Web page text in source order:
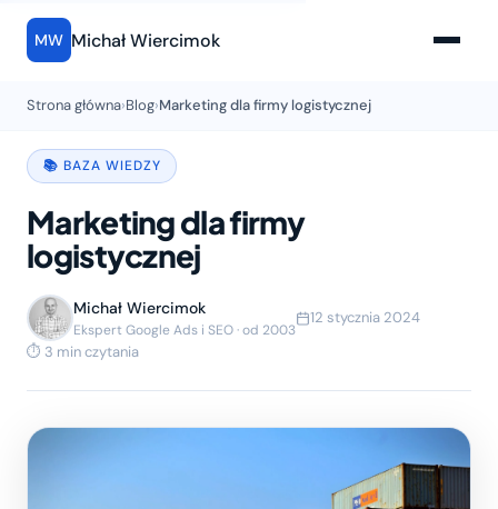
MW Michał Wiercimok
Strona główna›Blog›Marketing dla firmy logistycznej
📚 BAZA WIEDZY
Marketing dla firmy
logistycznej
Michał Wiercimok
Ekspert Google Ads i SEO · od 2003
12 stycznia 2024
⏱ 3 min czytania